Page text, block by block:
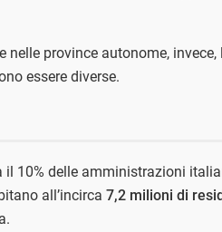
nelle province autonome, invece,
essere diverse.
10% delle amministrazioni
all’incirca 7,2 milioni di